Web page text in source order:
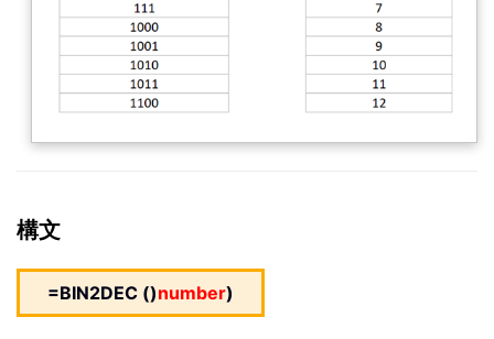
構文
=BIN2DEC ()number)